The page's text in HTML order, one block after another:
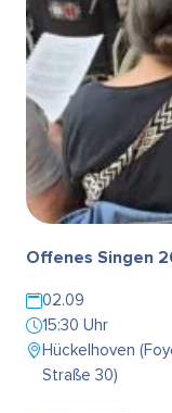
Offenes Singen
02.09
15:30 Uhr
Hückelhoven
Straße 30)